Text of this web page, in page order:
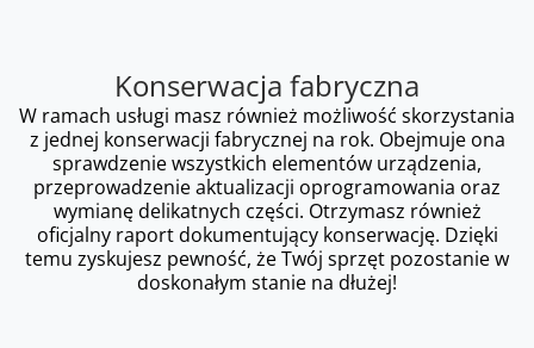
Konserwacja fabryczna
W ramach usługi masz również możliwość skorzystania
z jednej konserwacji fabrycznej na rok. Obejmuje ona
sprawdzenie wszystkich elementów urządzenia,
przeprowadzenie aktualizacji oprogramowania oraz
wymianę delikatnych części. Otrzymasz również
oficjalny raport dokumentujący konserwację. Dzięki
temu zyskujesz pewność, że Twój sprzęt pozostanie w
doskonałym stanie na dłużej!